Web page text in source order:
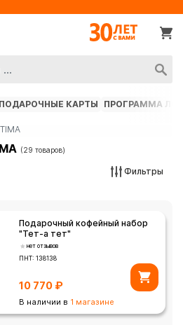
ПОДАРОЧНЫЕ КАРТЫ ПРОГРАММА
TIMA
(29 товаров)
Фильтры
Подарочный кофейный набор
"Тет-а тет"
нет отзывов
ПНТ:138138
10 770 ₽
В наличии в 1 магазине